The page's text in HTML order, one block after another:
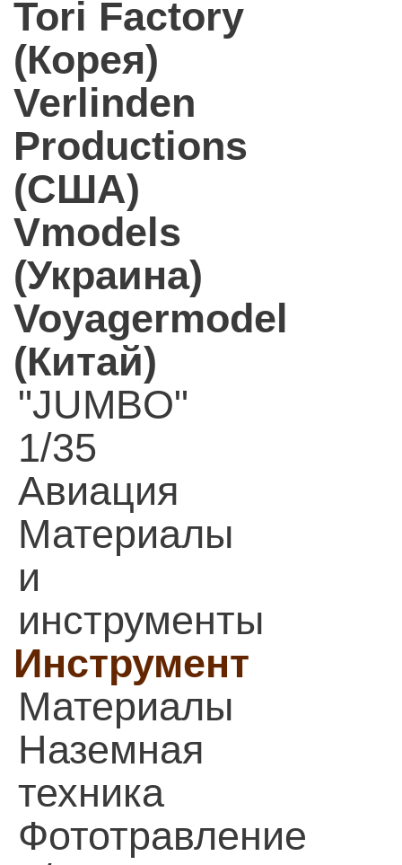
Tori Factory
(Корея)
Verlinden
Productions
(США)
Vmodels
(Украина)
Voyagermodel
(Китай)
"JUMBO"
1/35
Авиация
Материалы
и
инструменты
Инструмент
Материалы
Наземная
техника
Фототравление